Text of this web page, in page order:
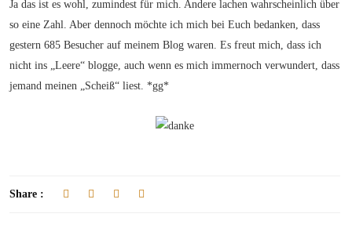
Ja das ist es wohl, zumindest für mich. Andere lachen wahrscheinlich über
so eine Zahl. Aber dennoch möchte ich mich bei Euch bedanken, dass
gestern 685 Besucher auf meinem Blog waren. Es freut mich, dass ich
nicht ins „Leere“ blogge, auch wenn es mich immernoch verwundert, dass
jemand meinen „Scheiß“ liest. *gg*
Share :